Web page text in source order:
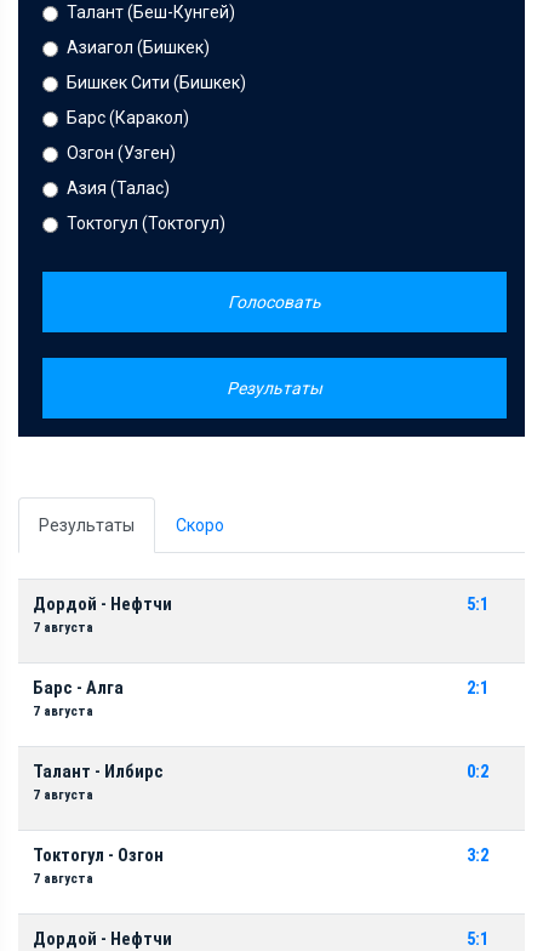
Талант (Беш-Кунгей)
Азиагол (Бишкек)
Бишкек Сити (Бишкек)
Барс (Каракол)
Озгон (Узген)
Азия (Талас)
Токтогул (Токтогул)
Голосовать
Результаты
Результаты Скоро
Дордой - Нефтчи
7 августа
5:1
Барс - Алга
7 августа
2:1
Талант - Илбирс
7 августа
0:2
Токтогул - Озгон
7 августа
3:2
Дордой - Нефтчи 5:1